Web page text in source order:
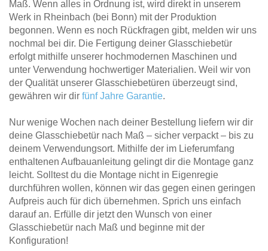
Maß. Wenn alles in Ordnung ist, wird direkt in unserem
Werk in Rheinbach (bei Bonn) mit der Produktion
begonnen. Wenn es noch Rückfragen gibt, melden wir uns
nochmal bei dir. Die Fertigung deiner Glasschiebetür
erfolgt mithilfe unserer hochmodernen Maschinen und
unter Verwendung hochwertiger Materialien. Weil wir von
der Qualität unserer Glasschiebetüren überzeugt sind,
gewähren wir dir fünf Jahre Garantie.
Nur wenige Wochen nach deiner Bestellung liefern wir dir
deine Glasschiebetür nach Maß – sicher verpackt – bis zu
deinem Verwendungsort. Mithilfe der im Lieferumfang
enthaltenen Aufbauanleitung gelingt dir die Montage ganz
leicht. Solltest du die Montage nicht in Eigenregie
durchführen wollen, können wir das gegen einen geringen
Aufpreis auch für dich übernehmen. Sprich uns einfach
darauf an. Erfülle dir jetzt den Wunsch von einer
Glasschiebetür nach Maß und beginne mit der
Konfiguration!